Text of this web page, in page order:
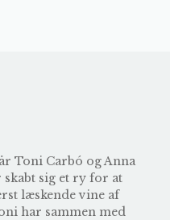
Toni Carbó og Anna
skabt sig et ry for at
læskende vine af
har sammen med